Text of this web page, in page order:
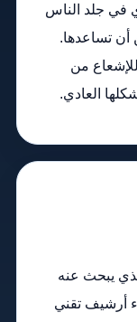
في جلد الناس
تساعدها.
من
العادي.
يبحث عنه
أرشيف تقني